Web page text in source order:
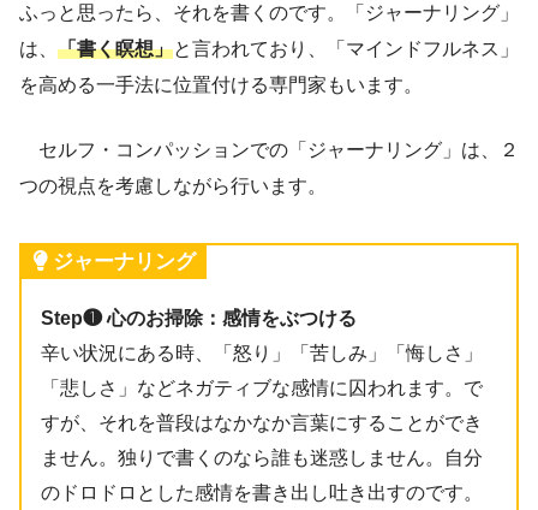
ふっと思ったら、それを書くのです。「ジャーナリング」
は、 「書く瞑想」と言われており、「マインドフルネス」
を高める一手法に位置付ける専門家もいます。
セルフ・コンパッションでの「ジャーナリング」は、２
つの視点を考慮しながら行います。
ジャーナリング
Step❶ 心のお掃除：感情をぶつける
辛い状況にある時、「怒り」「苦しみ」「悔しさ」
「悲しさ」などネガティブな感情に囚われます。で
すが、それを普段はなかなか言葉にすることができ
ません。独りで書くのなら誰も迷惑しません。自分
のドロドロとした感情を書き出し吐き出すのです。